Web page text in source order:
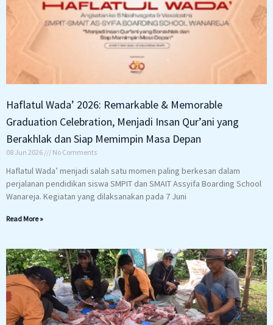
Haflatul Wada’ 2026: Remarkable & Memorable
Graduation Celebration, Menjadi Insan Qur’ani yang
Berakhlak dan Siap Memimpin Masa Depan
08 Jun 2026 No Comments
Haflatul Wada’ menjadi salah satu momen paling berkesan dalam
perjalanan pendidikan siswa SMPIT dan SMAIT Assyifa Boarding School
Wanareja. Kegiatan yang dilaksanakan pada 7 Juni
Read More »